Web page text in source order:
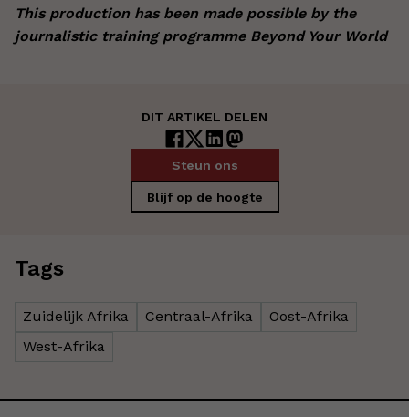
This production has been made possible by the
journalistic training programme Beyond Your World
DIT ARTIKEL DELEN
Steun ons
Blijf op de hoogte
Tags
Zuidelijk Afrika Centraal-Afrika
Oost-Afrika
West-Afrika